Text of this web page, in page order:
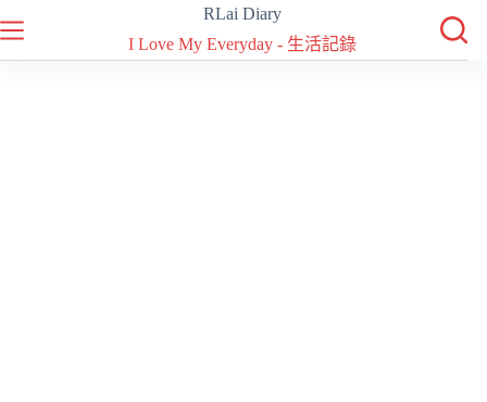
至
主
RLai Diary
I Love My Everyday - 生活記錄